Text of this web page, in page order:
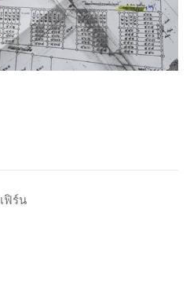
เฟิร์น